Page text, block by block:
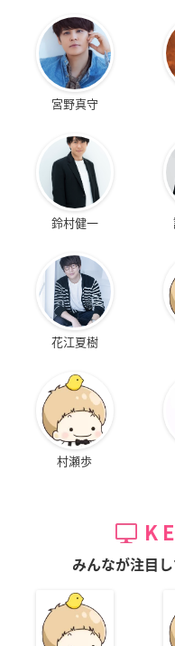
宮野真守
鈴村健一
花江夏樹
村瀬歩
みんなが注目